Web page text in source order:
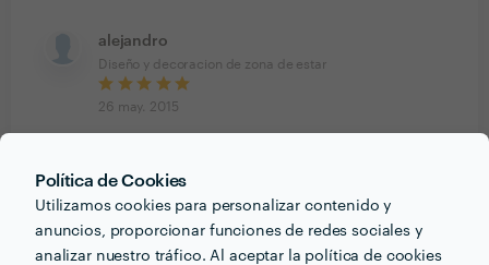
Política de Cookies
Utilizamos cookies para personalizar contenido y
anuncios, proporcionar funciones de redes sociales y
analizar nuestro tráfico. Al aceptar la política de cookies
alejandro
Diseño y decoracion de zona de estar
26 may. 2015
de las zonas pero manteniendo via libre para luz y aire.
Un crack!!